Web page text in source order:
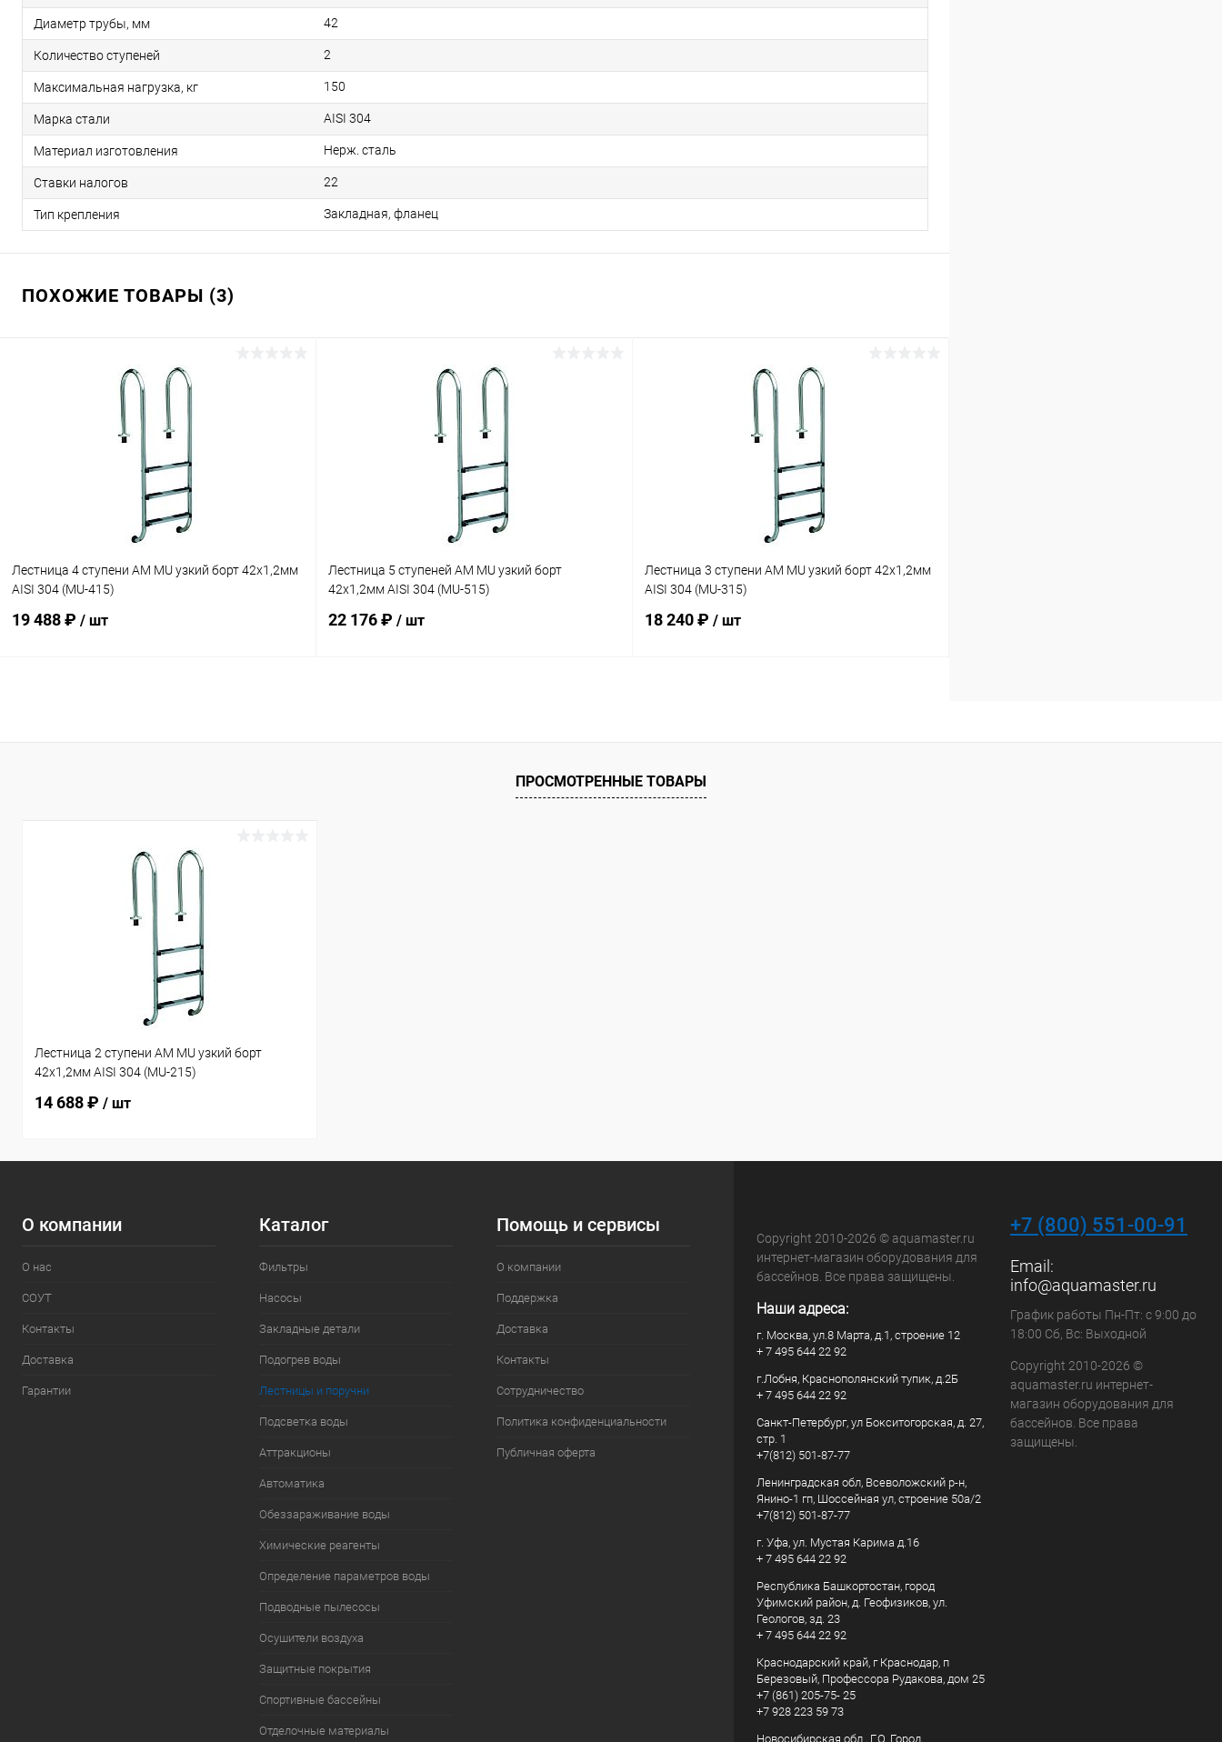
Диаметр трубы, мм 42
Количество ступеней 2
Максимальная нагрузка, кг 150
Марка стали AISI 304
Материал изготовления Нерж. сталь
Ставки налогов 22
Тип крепления Закладная, фланец
ПОХОЖИЕ ТОВАРЫ (3)
Лестница 4 ступени AM MU узкий борт 42х1,2мм
AISI 304 (MU-415)
19 488 ₽ / шт
В избранное
Лестница 5 ступеней AM MU узкий борт
42х1,2мм AISI 304 (MU-515)
22 176 ₽ / шт
В избранное
В наличии
Лестница 3 ступени AM MU узкий борт 42х1,2мм
AISI 304 (MU-315)
18 240 ₽ / шт
В избранное
К сравнению
ПРОСМОТРЕННЫЕ ТОВАРЫ
Лестница 2 ступени AM MU узкий борт
42х1,2мм AISI 304 (MU-215)
14 688 ₽ / шт
О компании
О нас
СОУТ
Контакты
Доставка
Гарантии
Каталог
Фильтры
Насосы
Закладные детали
Подогрев воды
Лестницы и поручни
Подсветка воды
Аттракционы
Автоматика
Обеззараживание воды
Химические реагенты
Определение параметров воды
Подводные пылесосы
Осушители воздуха
Защитные покрытия
Спортивные бассейны
Отделочные материалы
Помощь и сервисы
О компании
Поддержка
Доставка
Контакты
Сотрудничество
Политика конфиденциальности
Публичная оферта
Copyright 2010-2026 © aquamaster.ru
интернет-магазин оборудования для
бассейнов. Все права защищены.
Наши адреса:
г. Москва, ул.8 Марта, д.1, строение 12
+ 7 495 644 22 92
г.Лобня, Краснополянский тупик, д.2Б
+ 7 495 644 22 92
Санкт-Петербург, ул Бокситогорская, д. 27,
стр. 1
+7(812) 501-87-77
Ленинградская обл, Всеволожский р-н,
Янино-1 гп, Шоссейная ул, строение 50а/2
+7(812) 501-87-77
г. Уфа, ул. Мустая Карима д.16
+ 7 495 644 22 92
Республика Башкортостан, город
Уфимский район, д. Геофизиков, ул.
Геологов, зд. 23
+ 7 495 644 22 92
Краснодарский край, г Краснодар, п
Березовый, Профессора Рудакова, дом 25
+7 (861) 205-75- 25
+7 928 223 59 73
Новосибирская обл., Г.О. Город
+7 (800) 551-00-91
Email:
info@aquamaster.ru
График работы Пн-Пт: с 9:00 до
18:00 Сб, Вс: Выходной
Copyright 2010-2026 ©
aquamaster.ru интернет-
магазин оборудования для
бассейнов. Все права
защищены.